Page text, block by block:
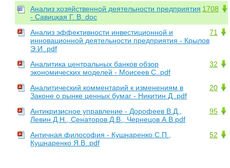
1708
Анализ хозяйственной деятельности предприятия
- Савицкая Г. В..doc
71
Анализ эффективности инвестиционной и
инновационной деятельности предприятия - Крылов
Э.И..pdf
32
Аналитика центральных банков обзор
экономических моделей - Моисеев С..pdf
20
Аналитический комментарий к изменениям в
Законе о рынке ценных бумаг - Никитин Д..pdf
95
Антикризисное управление - Дорофеев В.Д.,
Левин Д.Н., Сенаторов Д.В., Чернецов А.В.pdf
52
Античная философия - Кушнаренко С.П.,
Кушнаренко Я.В..pdf